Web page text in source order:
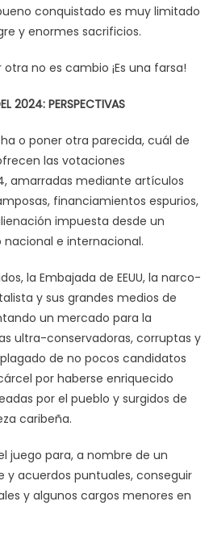
conquistado es muy limitado
y enormes sacrificios.
no es cambio ¡Es una farsa!
2024: PERSPECTIVAS
o poner otra parecida, cuál de
las votaciones
amarradas mediante artículos
financiamientos espurios,
impuesta desde un
e internacional.
la Embajada de EEUU, la narco-
y sus grandes medios de
un mercado para la
ultra-conservadoras, corruptas y
de no pocos candidatos
por haberse enriquecido
por el pueblo y surgidos de
caribeña.
juego para, a nombre de un
y acuerdos puntuales, conseguir
y algunos cargos menores en